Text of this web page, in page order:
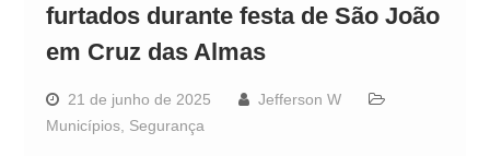
furtados durante festa de São João
em Cruz das Almas
21 de junho de 2025
Jefferson W
Municípios, Segurança